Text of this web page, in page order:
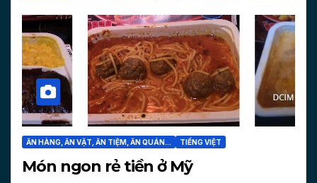
ĂN HÀNG, ĂN VẶT, ĂN TIỆM, ĂN QUÁN... TIẾNG VIỆT
Món ngon rẻ tiền ở Mỹ